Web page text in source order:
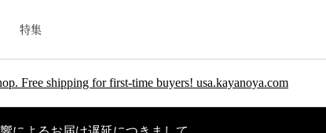
特集
Free shipping for first-time buyers! usa.kayanoya.com